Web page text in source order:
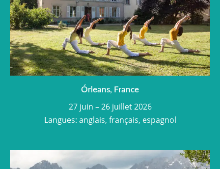
Órleans, France
27 juin – 26 juillet 2026
Langues: anglais, français, espagnol